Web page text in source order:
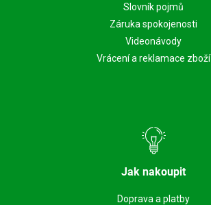
Slovník pojmů
Záruka spokojenosti
Videonávody
Vrácení a reklamace zboží
Jak nakoupit
Doprava a platby